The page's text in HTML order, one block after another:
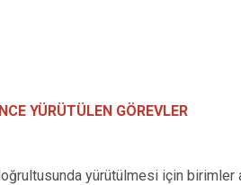
YÜRÜTÜLEN GÖREVLER
yürütülmesi için birimler